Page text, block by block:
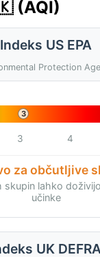
(AQI)
Indeks US EPA
Protection
3
3 4
za občutljive
skupin lahko
učinke
UK DEFRA